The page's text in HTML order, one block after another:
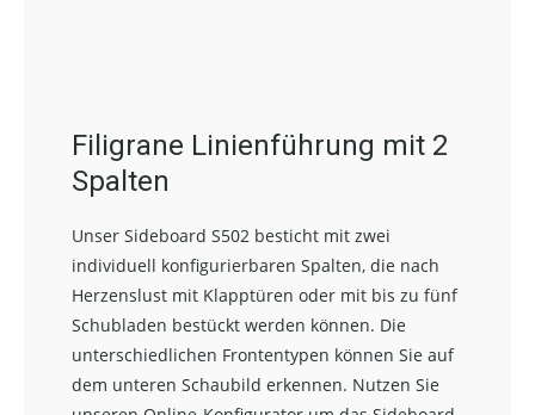
Filigrane Linienführung mit 2
Spalten
Unser Sideboard S502 besticht mit zwei
individuell konfigurierbaren Spalten, die nach
Herzenslust mit Klapptüren oder mit bis zu fünf
Schubladen bestückt werden können. Die
unterschiedlichen Frontentypen können Sie auf
dem unteren Schaubild erkennen. Nutzen Sie